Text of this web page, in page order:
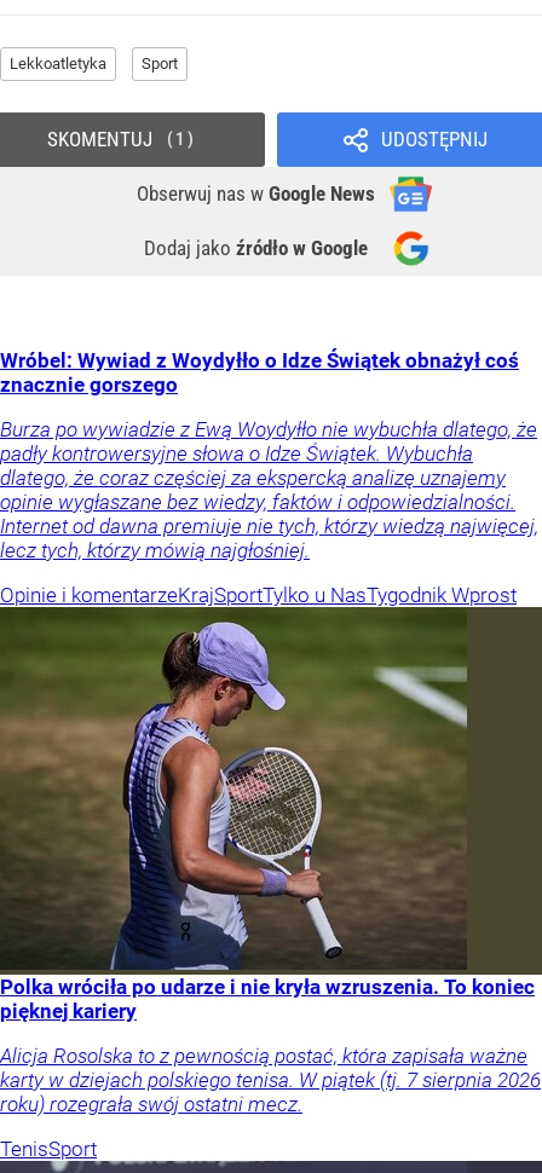
Lekkoatletyka Sport
UDOSTĘPNIJ
Obserwuj nas w Google News
Dodaj jako źródło w Google
SKOMENTUJ 1
Wróbel: Wywiad z Woydyłło o Idze Świątek obnażył coś
znacznie gorszego
Burza po wywiadzie z Ewą Woydyłło nie wybuchła dlatego, że
padły kontrowersyjne słowa o Idze Świątek. Wybuchła
dlatego, że coraz częściej za ekspercką analizę uznajemy
opinie wygłaszane bez wiedzy, faktów i odpowiedzialności.
Internet od dawna premiuje nie tych, którzy wiedzą najwięcej,
lecz tych, którzy mówią najgłośniej.
Opinie i komentarzeKrajSportTylko u NasTygodnik Wprost
Polka wróciła po udarze i nie kryła wzruszenia. To koniec
pięknej kariery
Alicja Rosolska to z pewnością postać, która zapisała ważne
karty w dziejach polskiego tenisa. W piątek (tj. 7 sierpnia 2026
roku) rozegrała swój ostatni mecz.
TenisSport